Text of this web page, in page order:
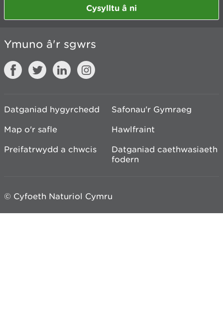
Cysylltu â ni
Ymuno â'r sgwrs
Datganiad hygyrchedd
Safonau'r Gymraeg
Map o'r safle
Hawlfraint
Preifatrwydd a chwcis
Datganiad caethwasiaeth
fodern
© Cyfoeth Naturiol Cymru